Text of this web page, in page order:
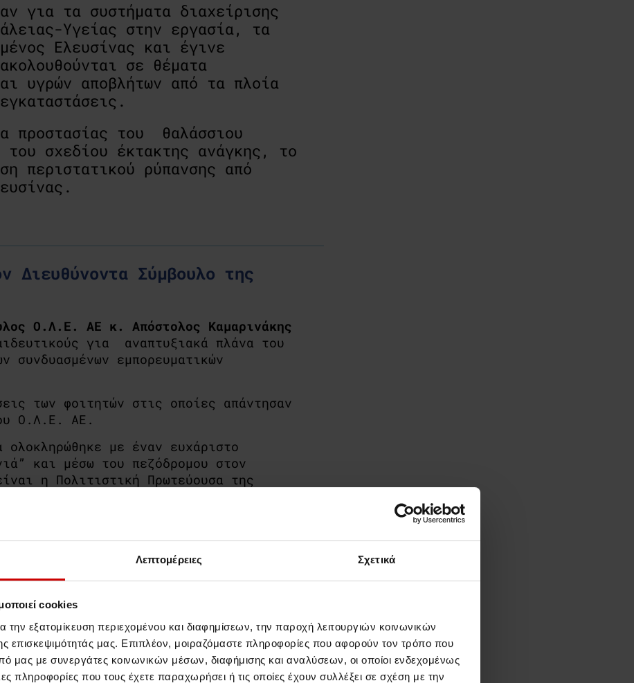
Λεπτομέρειες Σχετικά
cookies
την εξατομίκευση περιεχομένου και διαφημίσεων, την παροχή λειτουργιών κοινωνικών
επισκεψιμότητάς μας. Επιπλέον, μοιραζόμαστε πληροφορίες που αφορούν τον τρόπο που
μας με συνεργάτες κοινωνικών μέσων, διαφήμισης και αναλύσεων, οι οποίοι ενδεχομένως
πληροφορίες που τους έχετε παραχωρήσει ή τις οποίες έχουν συλλέξει σε σχέση με την
για τα συστήματα διαχείρισης
Υγείας στην εργασία, τα
Ελευσίνας και έγινε
σε θέματα
υγρών αποβλήτων από τα πλοία
προστασίας του θαλάσσιου
του σχεδίου έκτακτης ανάγκης, το
περιστατικού ρύπανσης από
Διευθύνοντα Σύμβουλο της
Ο.Λ.Ε. ΑΕ κ. Απόστολος Καμαρινάκης
για αναπτυξιακά πλάνα του
εμπορευματικών
των φοιτητών στις οποίες απάντησαν
Ο.Λ.Ε. ΑΕ.
με έναν ευχάριστο
και μέσω του πεζόδρομου στον
η Πολιτιστική Πρωτεύουσα της
επισκέψεις από εκπαιδευτικούς
πτυχές της σύγχρονής ναυτικής